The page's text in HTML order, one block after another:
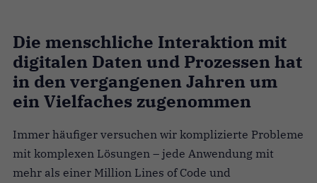
Die menschliche Interaktion mit
digitalen Daten und Prozessen hat
in den vergangenen Jahren um
ein Vielfaches zugenommen
Immer häufiger versuchen wir komplizierte Probleme
mit komplexen Lösungen – jede Anwendung mit
mehr als einer Million Lines of Code und